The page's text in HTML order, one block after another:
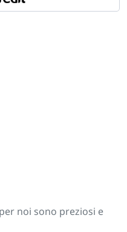
noi sono preziosi e